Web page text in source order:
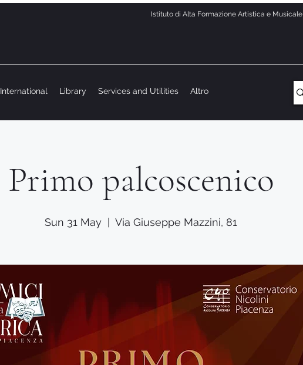
Istituto di Alta Formazione Artistica e Musicale
International Library Services and Utilities Altro
Primo palcoscenico
Sun 31 May Via Giuseppe Mazzini, 81